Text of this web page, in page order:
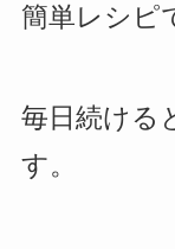
簡単レシピ
毎日続ける
す。